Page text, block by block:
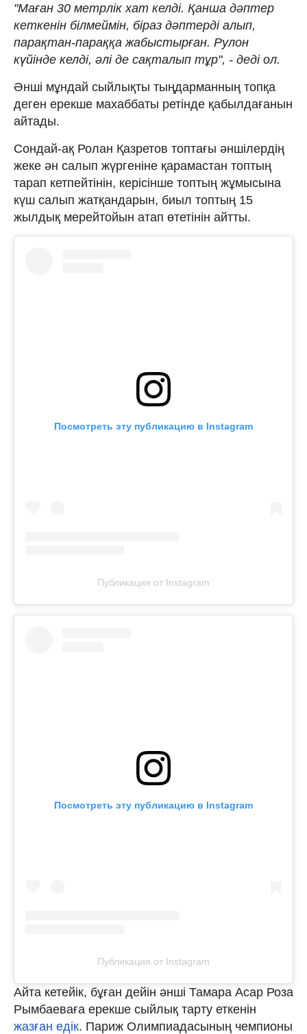
"Маған 30 метрлік хат келді. Қанша дәптер
кеткенін білмеймін, біраз дәптерді алып,
парақтан-параққа жабыстырған. Рулон
күйінде келді, әлі де сақталып тұр", - деді ол.
Әнші мұндай сыйлықты тыңдарманның топқа
деген ерекше махаббаты ретінде қабылдағанын
айтады.
Сондай-ақ Ролан Қазретов топтағы әншілердің
жеке ән салып жүргеніне қарамастан топтың
тарап кетпейтінін, керісінше топтың жұмысына
күш салып жатқандарын, биыл топтың 15
жылдық мерейтойын атап өтетінін айтты.
Посмотреть эту публикацию в Instagram
Публикация от Instagram
Посмотреть эту публикацию в Instagram
Публикация от Instagram
Айта кетейік, бұған дейін әнші Тамара Асар Роза
Рымбаеваға ерекше сыйлық тарту еткенін
жазған едік. Париж Олимпиадасының чемпионы